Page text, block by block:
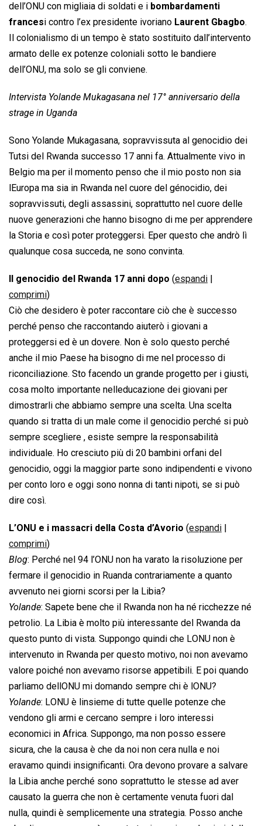
dell’ONU con migliaia di soldati e i bombardamenti
francesi contro l’ex presidente ivoriano Laurent Gbagbo.
Il colonialismo di un tempo è stato sostituito dall’intervento
armato delle ex potenze coloniali sotto le bandiere
dell’ONU, ma solo se gli conviene.
Intervista Yolande Mukagasana nel 17° anniversario della
strage in Uganda
Sono Yolande Mukagasana, sopravvissuta al genocidio dei
Tutsi del Rwanda successo 17 anni fa. Attualmente vivo in
Belgio ma per il momento penso che il mio posto non sia
lEuropa ma sia in Rwanda nel cuore del génocidio, dei
sopravvissuti, degli assassini, soprattutto nel cuore delle
nuove generazioni che hanno bisogno di me per apprendere
la Storia e così poter proteggersi. Eper questo che andrò lì
qualunque cosa succeda, ne sono convinta.
Il genocidio del Rwanda 17 anni dopo (espandi
comprimi)
Ciò che desidero è poter raccontare ciò che è successo
perché penso che raccontando aiuterò i giovani a
proteggersi ed è un dovere. Non è solo questo perché
anche il mio Paese ha bisogno di me nel processo di
riconciliazione. Sto facendo un grande progetto per i giusti,
cosa molto importante nelleducazione dei giovani per
dimostrarli che abbiamo sempre una scelta. Una scelta
quando si tratta di un male come il genocidio perché si può
sempre scegliere , esiste sempre la responsabilità
individuale. Ho cresciuto più di 20 bambini orfani del
genocidio, oggi la maggior parte sono indipendenti e vivono
per conto loro e oggi sono nonna di tanti nipoti, se si può
dire così.
L’ONU e i massacri della Costa d’Avorio (espandi
comprimi)
Blog: Perché nel 94 l’ONU non ha varato la risoluzione per
fermare il genocidio in Ruanda contrariamente a quanto
avvenuto nei giorni scorsi per la Libia?
Yolande: Sapete bene che il Rwanda non ha né ricchezze né
petrolio. La Libia è molto più interessante del Rwanda da
questo punto di vista. Suppongo quindi che LONU non è
intervenuto in Rwanda per questo motivo, noi non avevamo
valore poiché non avevamo risorse appetibili. E poi quando
parliamo dellONU mi domando sempre chi è lONU?
Yolande: LONU è linsieme di tutte quelle potenze che
vendono gli armi e cercano sempre i loro interessi
economici in Africa. Suppongo, ma non posso essere
sicura, che la causa è che da noi non cera nulla e noi
eravamo quindi insignificanti. Ora devono provare a salvare
la Libia anche perché sono soprattutto le stesse ad aver
causato la guerra che non è certamente venuta fuori dal
nulla, quindi è semplicemente una strategia. Posso anche